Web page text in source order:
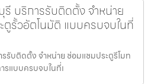
บริการรับติดตั้ง จำหน่าย
ตูรั้วอัตโนมัติ แบบครบจบในที่
รับติดตั้ง จำหน่าย ซ่อมแซมประตูรีโมท
รแบบครบจบในที่เ